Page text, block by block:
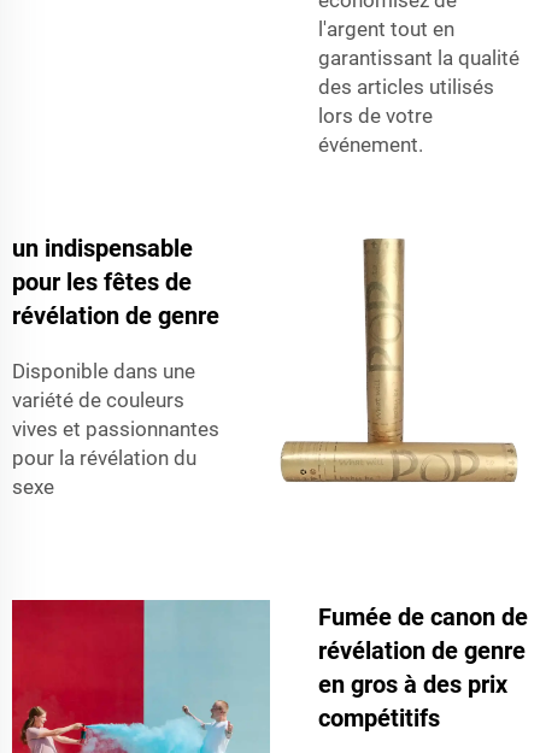
l'argent tout en
garantissant la qualité
des articles utilisés
lors de votre
événement.
un indispensable
pour les fêtes de
révélation de genre
Disponible dans une
variété de couleurs
vives et passionnantes
pour la révélation du
sexe
Fumée de canon de
révélation de genre
en gros à des prix
compétitifs